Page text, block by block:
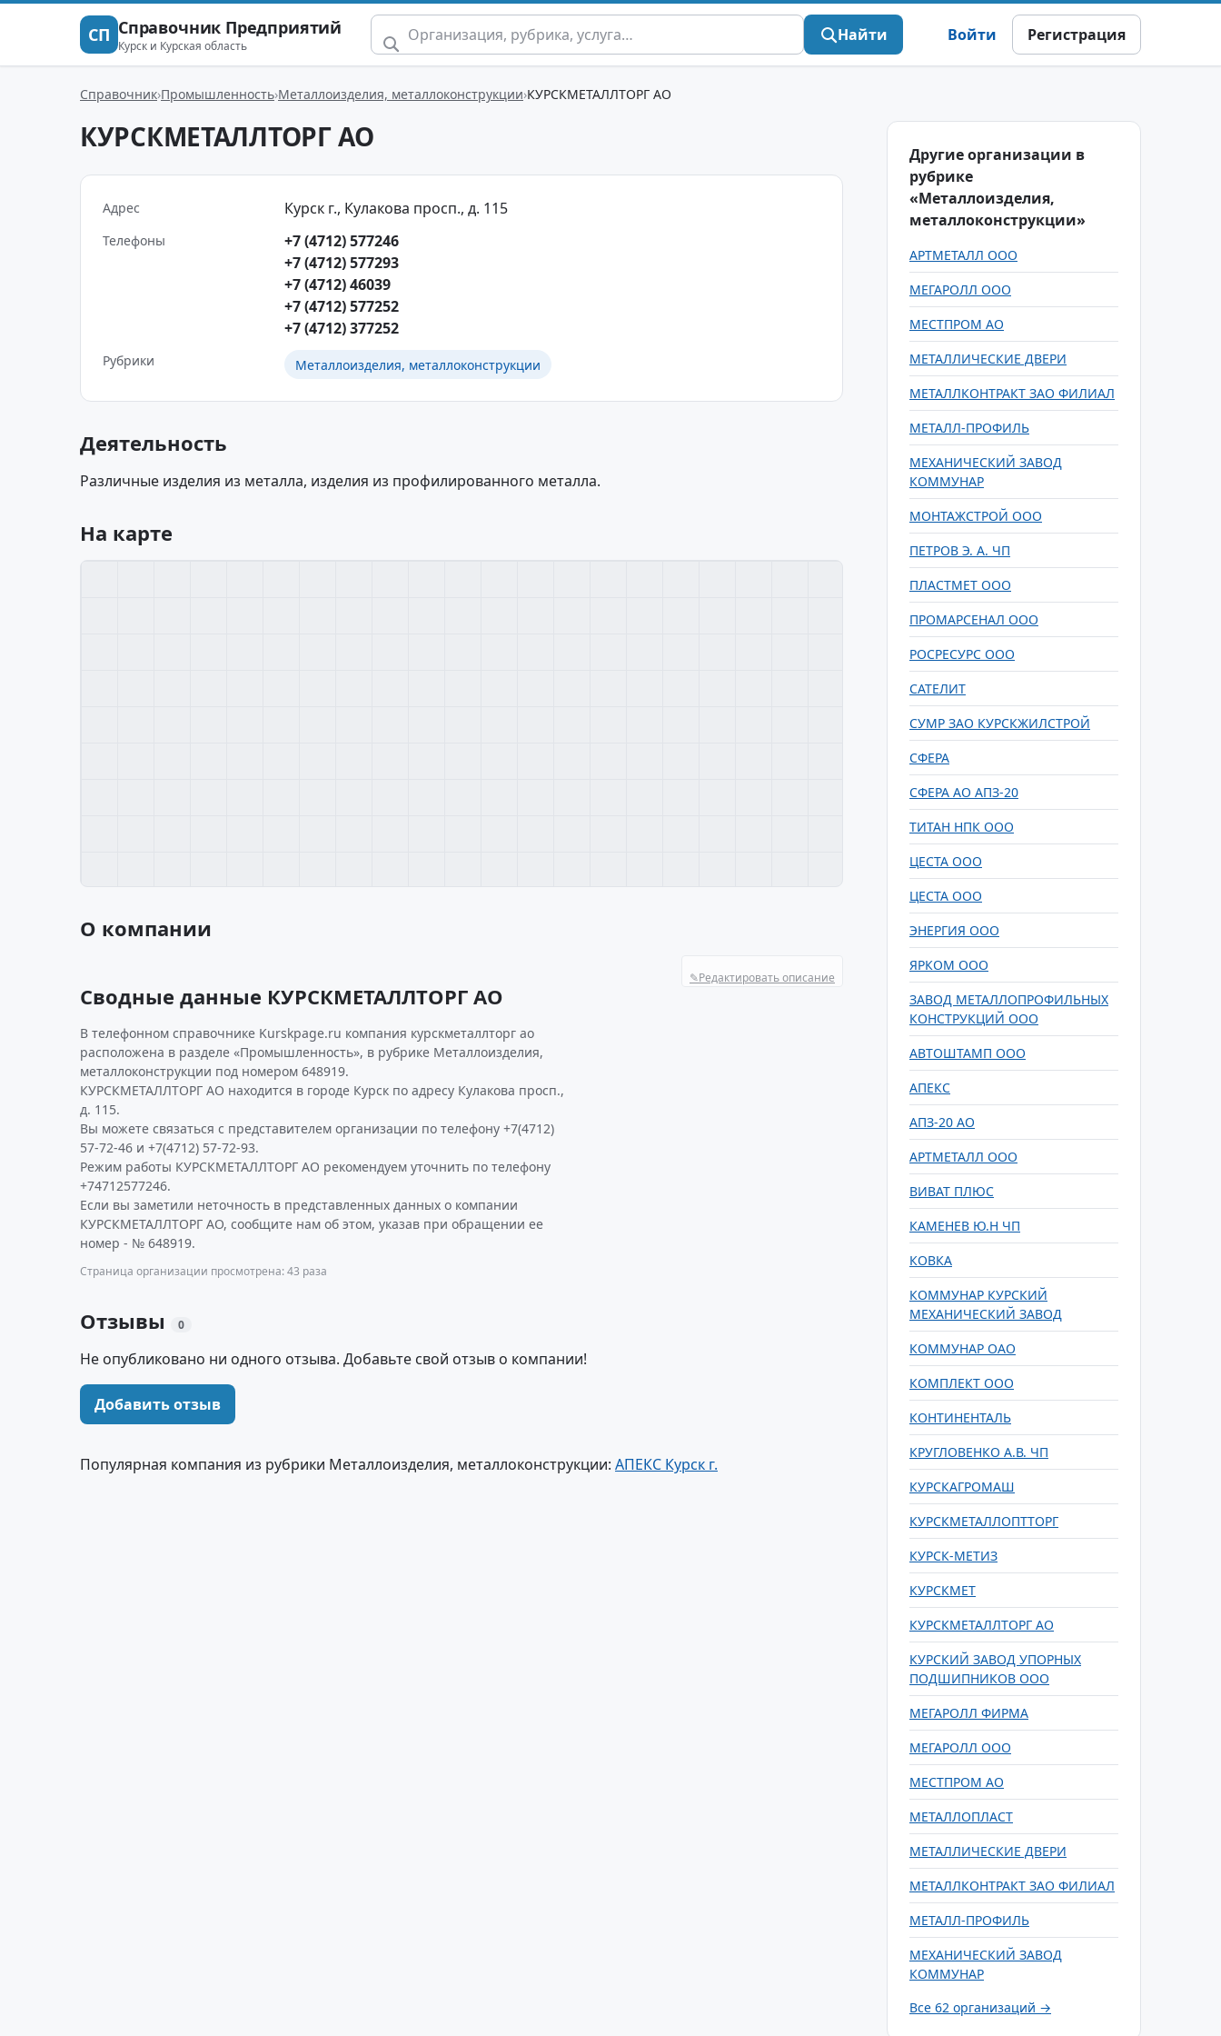
СП Справочник Предприятий
Курск и Курская область
Найти Войти Регистрация
Справочник Промышленность Металлоизделия, металлоконструкции КУРСКМЕТАЛЛТОРГ АО
КУРСКМЕТАЛЛТОРГ АО
Адрес Курск г., Кулакова просп., д. 115
Телефоны
+7 (4712) 577246
+7 (4712) 577293
+7 (4712) 46039
+7 (4712) 577252
+7 (4712) 377252
Рубрики Металлоизделия, металлоконструкции
Деятельность
Различные изделия из металла, изделия из профилированного металла.
На карте
О компании
✎Редактировать описание
Сводные данные КУРСКМЕТАЛЛТОРГ АО
В телефонном справочнике Kurskpage.ru компания курскметаллторг ао
расположена в разделе «Промышленность», в рубрике Металлоизделия,
металлоконструкции под номером 648919.
КУРСКМЕТАЛЛТОРГ АО находится в городе Курск по адресу Кулакова просп.,
д. 115.
Вы можете связаться с представителем организации по телефону +7(4712)
57-72-46 и +7(4712) 57-72-93.
Режим работы КУРСКМЕТАЛЛТОРГ АО рекомендуем уточнить по телефону
+74712577246.
Если вы заметили неточность в представленных данных о компании
КУРСКМЕТАЛЛТОРГ АО, сообщите нам об этом, указав при обращении ее
номер - № 648919.
Страница организации просмотрена: 43 раза
Отзывы 0
Не опубликовано ни одного отзыва. Добавьте свой отзыв о компании!
Добавить отзыв
Популярная компания из рубрики Металлоизделия, металлоконструкции: АПЕКС Курск г.
Другие организации в
рубрике
«Металлоизделия,
металлоконструкции»
АРТМЕТАЛЛ ООО
МЕГАРОЛЛ ООО
МЕСТПРОМ АО
МЕТАЛЛИЧЕСКИЕ ДВЕРИ
МЕТАЛЛКОНТРАКТ ЗАО ФИЛИАЛ
МЕТАЛЛ-ПРОФИЛЬ
МЕХАНИЧЕСКИЙ ЗАВОД
КОММУНАР
МОНТАЖСТРОЙ ООО
ПЕТРОВ Э. А. ЧП
ПЛАСТМЕТ ООО
ПРОМАРСЕНАЛ ООО
РОСРЕСУРС ООО
САТЕЛИТ
СУМР ЗАО КУРСКЖИЛСТРОЙ
СФЕРА
СФЕРА АО АПЗ-20
ТИТАН НПК ООО
ЦЕСТА ООО
ЦЕСТА ООО
ЭНЕРГИЯ ООО
ЯРКОМ ООО
ЗАВОД МЕТАЛЛОПРОФИЛЬНЫХ
КОНСТРУКЦИЙ ООО
АВТОШТАМП ООО
АПЕКС
АПЗ-20 АО
АРТМЕТАЛЛ ООО
ВИВАТ ПЛЮС
КАМЕНЕВ Ю.Н ЧП
КОВКА
КОММУНАР КУРСКИЙ
МЕХАНИЧЕСКИЙ ЗАВОД
КОММУНАР ОАО
КОМПЛЕКТ ООО
КОНТИНЕНТАЛЬ
КРУГЛОВЕНКО А.В. ЧП
КУРСКАГРОМАШ
КУРСКМЕТАЛЛОПТТОРГ
КУРСК-МЕТИЗ
КУРСКМЕТ
КУРСКМЕТАЛЛТОРГ АО
КУРСКИЙ ЗАВОД УПОРНЫХ
ПОДШИПНИКОВ ООО
МЕГАРОЛЛ ФИРМА
МЕГАРОЛЛ ООО
МЕСТПРОМ АО
МЕТАЛЛОПЛАСТ
МЕТАЛЛИЧЕСКИЕ ДВЕРИ
МЕТАЛЛКОНТРАКТ ЗАО ФИЛИАЛ
МЕТАЛЛ-ПРОФИЛЬ
МЕХАНИЧЕСКИЙ ЗАВОД
КОММУНАР
Все 62 организаций →